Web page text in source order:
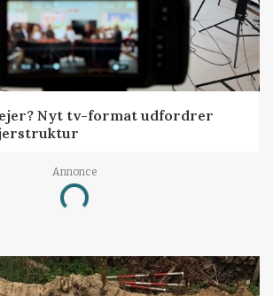
Nyt tv-format udfordrer
Annonce
Loading...